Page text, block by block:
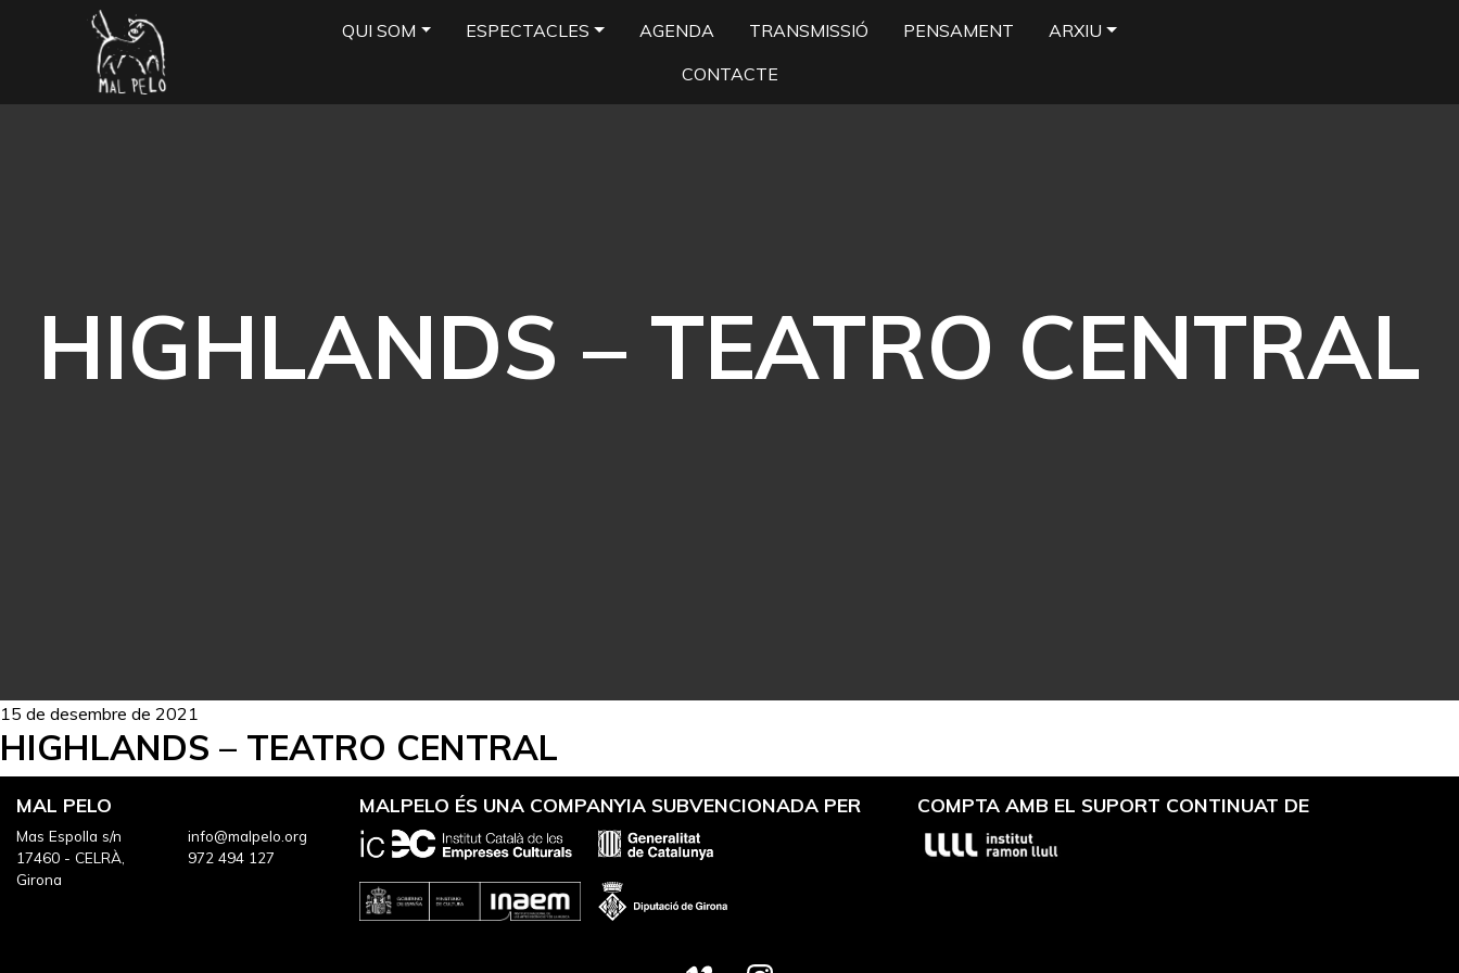
QUI SOM ESPECTACLES AGENDA TRANSMISSIÓ PENSAMENT
ARXIU
CONTACTE
HIGHLANDS – TEATRO CENTRAL
15 de desembre de 2021
HIGHLANDS – TEATRO CENTRAL
MAL PELO
Mas Espolla s/n
17460 - CELRÀ,
Girona
info@malpelo.org
972 494 127
MALPELO ÉS UNA COMPANYIA SUBVENCIONADA PER COMPTA AMB EL SUPORT CONTINUAT DE